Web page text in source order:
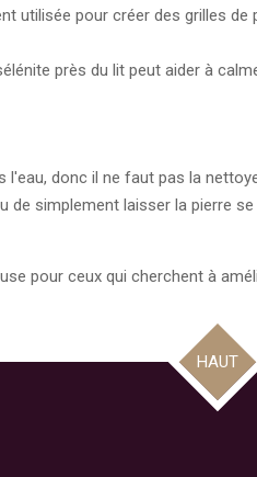
utilisée pour créer des grilles
près du lit peut aider à
l'eau, donc il ne faut pas la
simplement laisser la pierre
pour ceux qui cherchent à
HAUT